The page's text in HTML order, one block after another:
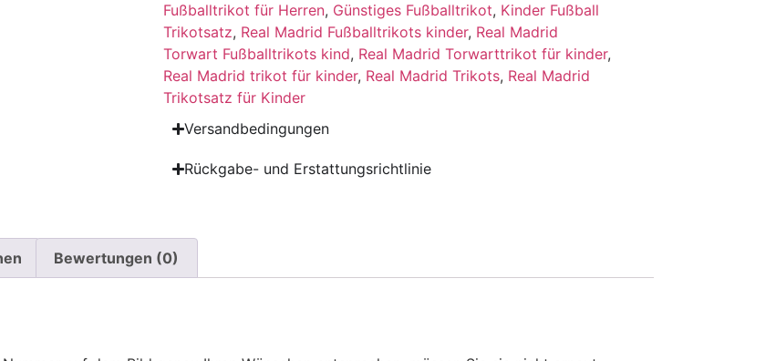
Fußballtrikot für Herren, Günstiges Fußballtrikot, Kinder Fußball
Trikotsatz, Real Madrid Fußballtrikots kinder, Real Madrid
Torwart Fußballtrikots kind, Real Madrid Torwarttrikot für kinder,
Real Madrid trikot für kinder, Real Madrid Trikots, Real Madrid
Trikotsatz für Kinder
Versandbedingungen
Rückgabe- und Erstattungsrichtlinie
Bewertungen (0)